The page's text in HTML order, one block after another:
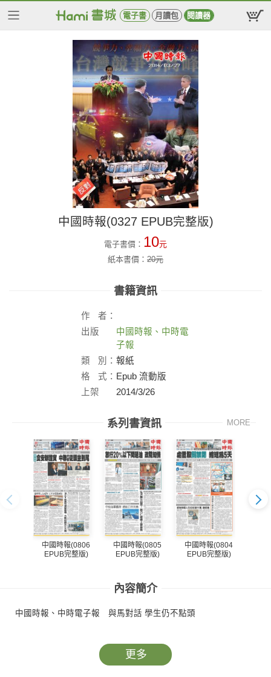
電子書 月讀包 閱讀器
中國時報(0327 EPUB完整版)
電子書價： 10元
紙本書價： 20元
書籍資訊
作
者：
出版
中國時報、中時電
子報
類
別： 報紙
格
式： Epub 流動版
上架
2014/3/26
系列書資訊 MORE
中國時報(0806
EPUB完整版)
中國時報(0805
EPUB完整版)
中國時報(0804
EPUB完整版)
內容簡介
中國時報、中時電子報 與馬對話 學生仍不點頭
更多